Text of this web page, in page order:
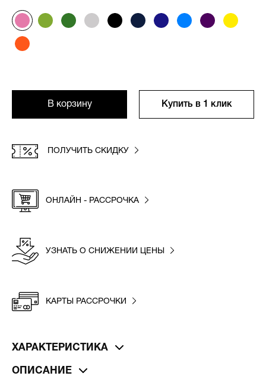
В корзину Купить в 1 клик
ПОЛУЧИТЬ СКИДКУ
ОНЛАЙН - РАССРОЧКА
УЗНАТЬ О СНИЖЕНИИ ЦЕНЫ
КАРТЫ РАССРОЧКИ
ХАРАКТЕРИСТИКА
ОПИСАНИЕ